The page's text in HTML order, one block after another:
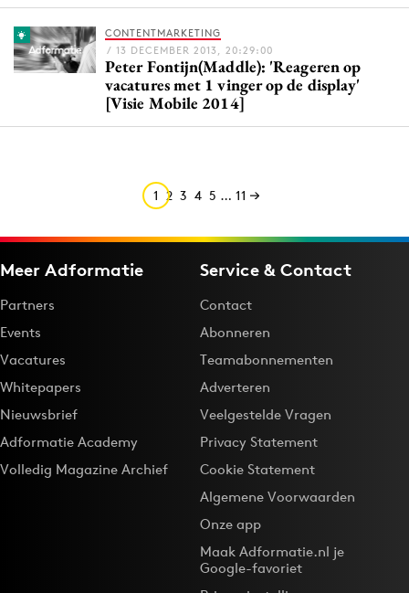
CONTENTMARKETING
/ 13 DECEMBER 2013, 20:29:00
Peter Fontijn(Maddle): 'Reageren op
vacatures met 1 vinger op de display'
[Visie Mobile 2014]
1 2 3 4 5 … 11
Meer Adformatie
Partners
Events
Vacatures
Whitepapers
Nieuwsbrief
Adformatie Academy
Volledig Magazine Archief
Service & Contact
Contact
Abonneren
Teamabonnementen
Adverteren
Veelgestelde Vragen
Privacy Statement
Cookie Statement
Algemene Voorwaarden
Onze app
Maak Adformatie.nl je
Google-favoriet